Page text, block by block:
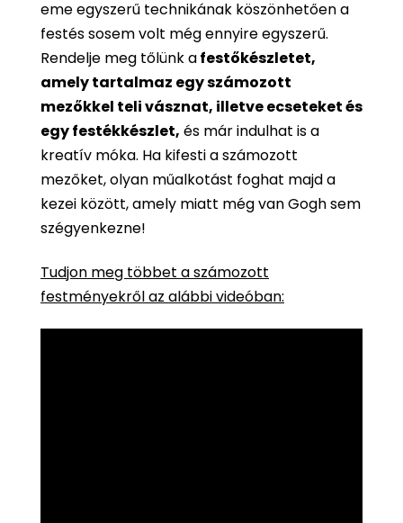
eme egyszerű technikának köszönhetően a
festés sosem volt még ennyire egyszerű.
Rendelje meg tőlünk afestőkészletet,
amely tartalmaz egy számozott
mezőkkel teli vásznat, illetve ecseteket és
egy festékkészlet, és már indulhat is a
kreatív móka. Ha kifesti a számozott
mezőket, olyan műalkotást foghat majd a
kezei között, amely miatt még van Gogh sem
szégyenkezne!
Tudjon meg többet a számozott
festményekről az alábbi videóban: